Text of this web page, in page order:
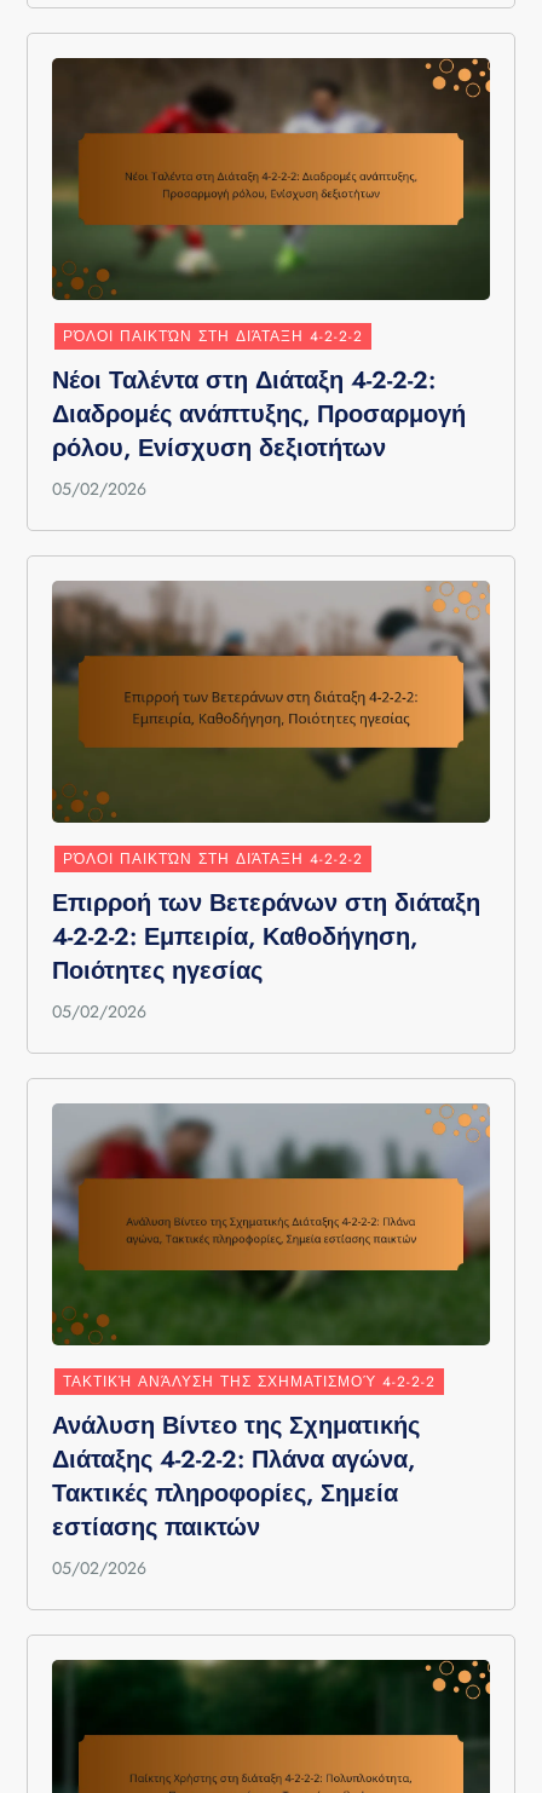
ΡΌΛΟΙ ΠΑΙΚΤΏΝ ΣΤΗ ΔΙΆΤΑΞΗ 4-2-2-2
Νέοι Ταλέντα στη Διάταξη 4-2-2-2:
Διαδρομές ανάπτυξης, Προσαρμογή
ρόλου, Ενίσχυση δεξιοτήτων
05/02/2026
ΡΌΛΟΙ ΠΑΙΚΤΏΝ ΣΤΗ ΔΙΆΤΑΞΗ 4-2-2-2
Επιρροή των Βετεράνων στη διάταξη
4-2-2-2: Εμπειρία, Καθοδήγηση,
Ποιότητες ηγεσίας
05/02/2026
ΤΑΚΤΙΚΉ ΑΝΆΛΥΣΗ ΤΗΣ ΣΧΗΜΑΤΙΣΜΟΎ 4-2-2-2
Ανάλυση Βίντεο της Σχηματικής
Διάταξης 4-2-2-2: Πλάνα αγώνα,
Τακτικές πληροφορίες, Σημεία
εστίασης παικτών
05/02/2026